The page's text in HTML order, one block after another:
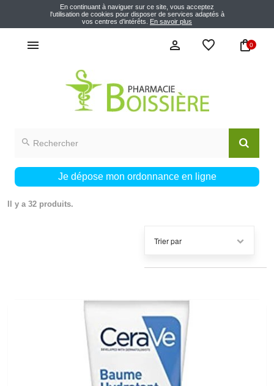
En continuant à naviguer sur ce site, vous acceptez
l'utilisation de cookies pour disposer de services adaptés à
vos centres d’intérêts. En savoir plus
0
Je dépose mon ordonnance en ligne
CERAVE
Il y a 32 produits.